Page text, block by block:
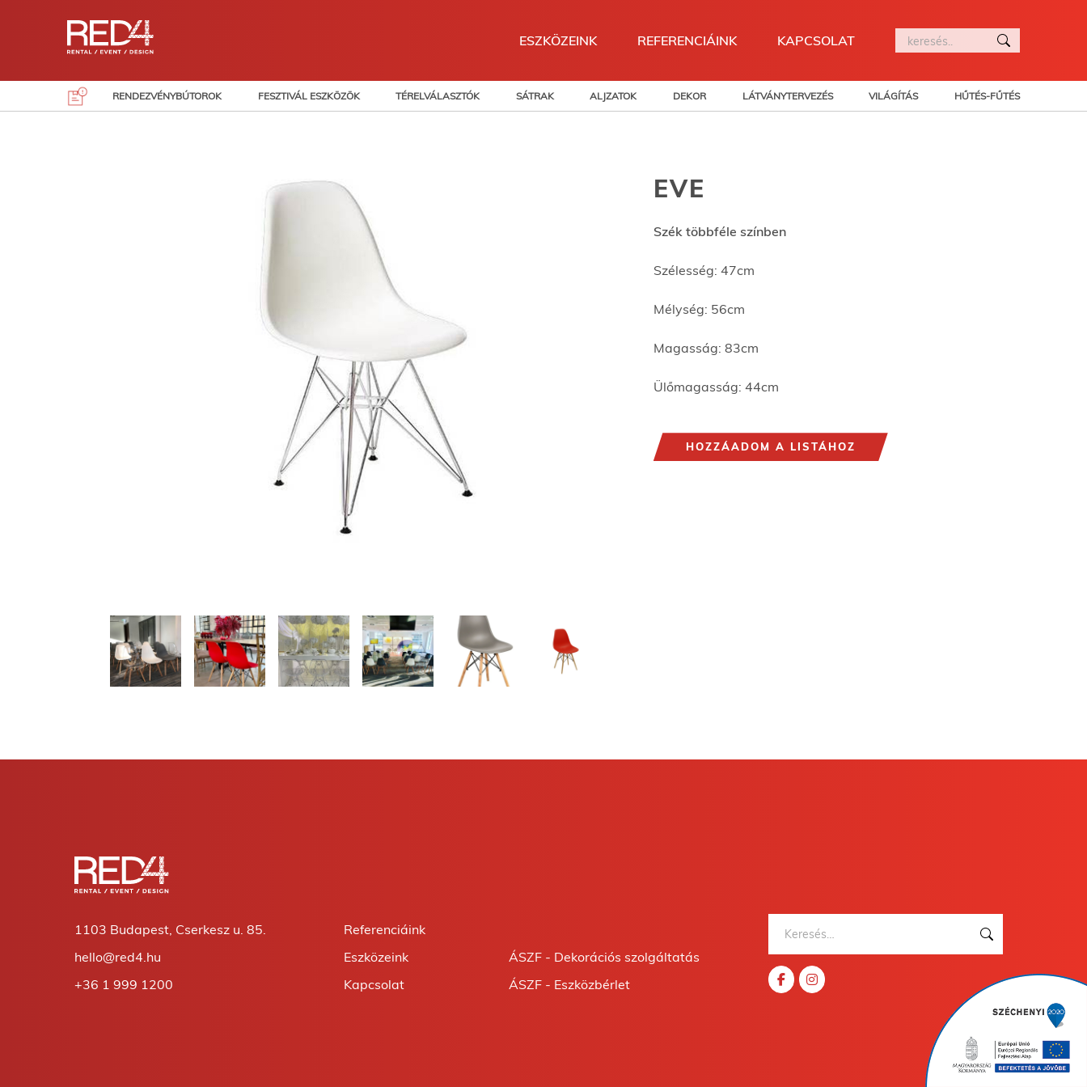
ESZKÖZEINK REFERENCIÁINK KAPCSOLAT
RENDEZVÉNYBÚTOROK FESZTIVÁL ESZKÖZÖK TÉRELVÁLASZTÓK SÁTRAK ALJZATOK DEKOR LÁTVÁNYTERVEZÉS VILÁGÍTÁS HŰTÉS-FŰTÉS
EVE
Szék többféle színben
Szélesség: 47cm
Mélység: 56cm
Magasság: 83cm
Ülőmagasság: 44cm
HOZZÁADOM A LISTÁHOZ
1103 Budapest, Cserkesz u. 85.
hello@red4.hu
+36 1 999 1200
Referenciáink
Eszközeink
Kapcsolat
ÁSZF - Dekorációs szolgáltatás
ÁSZF - Eszközbérlet